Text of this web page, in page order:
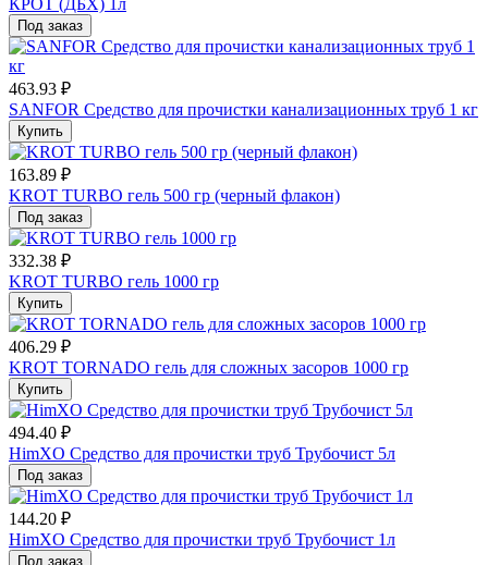
Под заказ
463.93 ₽
SANFOR Средство для прочистки канализационных труб 1 кг
Купить
163.89 ₽
KROT TURBO гель 500 гр (черный флакон)
Под заказ
332.38 ₽
KROT TURBO гель 1000 гр
Купить
406.29 ₽
KROT TORNADO гель для сложных засоров 1000 гр
Купить
494.40 ₽
HimXO Средство для прочистки труб Трубочист 5л
Под заказ
144.20 ₽
HimXO Средство для прочистки труб Трубочист 1л
Под заказ